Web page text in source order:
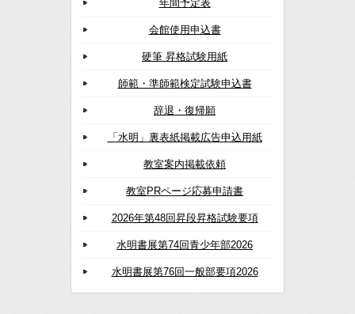
年間予定表
会館使用申込書
硬筆 昇格試験用紙
師範・準師範検定試験申込書
辞退・復帰願
「水明」裏表紙掲載広告申込用紙
教室案内掲載依頼
教室PRページ応募申請書
2026年第48回昇段昇格試験要項
水明書展第74回青少年部2026
水明書展第76回一般部要項2026